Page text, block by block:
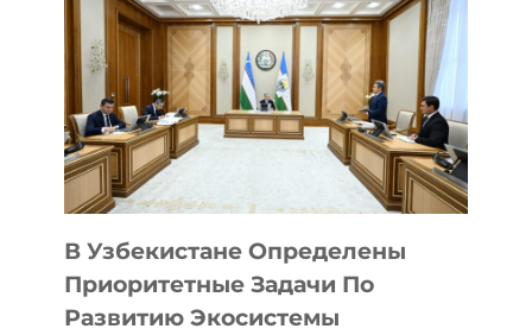
В Узбекистане Определены
Приоритетные Задачи По
Развитию Экосистемы